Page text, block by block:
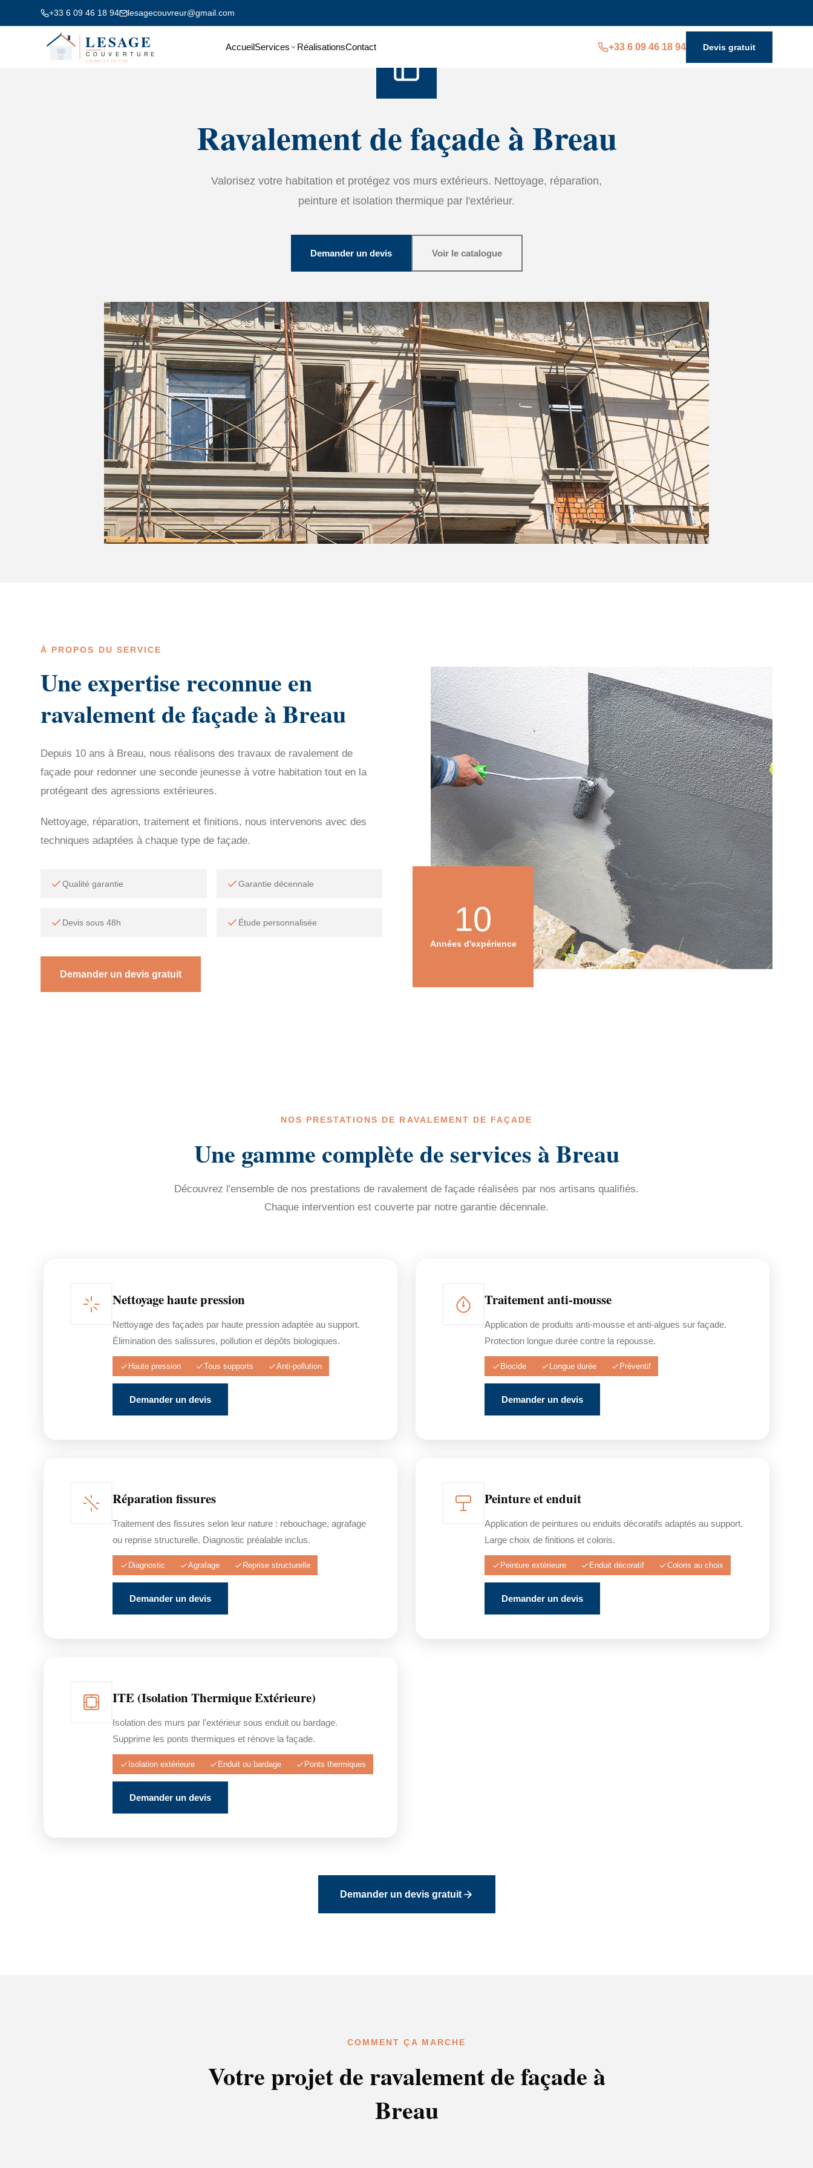
+33 6 09 46 18 94 lesagecouvreur@gmail.com
AccueilServices RéalisationsContact +33 6 09 46 18 94 Devis gratuit
Ravalement de façade à Breau
Valorisez votre habitation et protégez vos murs extérieurs. Nettoyage, réparation,
peinture et isolation thermique par l'extérieur.
Demander un devis Voir le catalogue
À PROPOS DU SERVICE
Une expertise reconnue en
ravalement de façade à Breau
Depuis 10 ans à Breau, nous réalisons des travaux de ravalement de
façade pour redonner une seconde jeunesse à votre habitation tout en la
protégeant des agressions extérieures.
Nettoyage, réparation, traitement et finitions, nous intervenons avec des
techniques adaptées à chaque type de façade.
Qualité garantie Garantie décennale
Devis sous 48h Étude personnalisée
Demander un devis gratuit
10
Années d'expérience
NOS PRESTATIONS DE RAVALEMENT DE FAÇADE
Une gamme complète de services à Breau
Découvrez l'ensemble de nos prestations de ravalement de façade réalisées par nos artisans qualifiés.
Chaque intervention est couverte par notre garantie décennale.
Nettoyage haute pression
Nettoyage des façades par haute pression adaptée au support.
Élimination des salissures, pollution et dépôts biologiques.
Haute pression Tous supports Anti-pollution
Demander un devis
Traitement anti-mousse
Application de produits anti-mousse et anti-algues sur façade.
Protection longue durée contre la repousse.
Biocide Longue durée Préventif
Demander un devis
Réparation fissures
Traitement des fissures selon leur nature : rebouchage, agrafage
ou reprise structurelle. Diagnostic préalable inclus.
Diagnostic Agrafage Reprise structurelle
Demander un devis
Peinture et enduit
Application de peintures ou enduits décoratifs adaptés au support.
Large choix de finitions et coloris.
Peinture extérieure Enduit décoratif Coloris au choix
Demander un devis
ITE (Isolation Thermique Extérieure)
Isolation des murs par l'extérieur sous enduit ou bardage.
Supprime les ponts thermiques et rénove la façade.
Isolation extérieure Enduit ou bardage Ponts thermiques
Demander un devis
Demander un devis gratuit
COMMENT ÇA MARCHE
Votre projet de ravalement de façade à
Breau